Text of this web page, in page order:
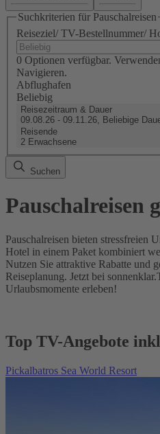
Suchkriterien für Pauschalreisen
Reiseziel/ TV-Bestellnummer/
0 Optionen verfügbar.
Navigieren.
Abflughafen
Beliebig
Reisezeitraum & Dauer
09.08.26 - 09.11.26, Beliebige
Reisende
2 Erwachsene
Suchen
Pauschalreisen
Pauschalreisen bieten stressfreien
Hotel in einem Paket kombiniert
Nutzen Sie attraktive Rabatte und
Reiseplanung. Jetzt bei
Urlaubsmomente erleben!
Top TV-Angebote
Pickalbatros Sea World Resort